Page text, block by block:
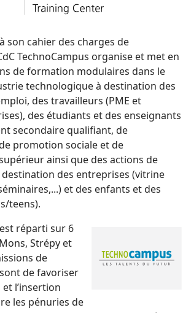
son cahier des charges de
TechnoCampus organise et met en
de formation modulaires dans le
technologique à destination des
des travailleurs (PME et
des étudiants et des enseignants
secondaire qualifiant, de
promotion sociale et de
ainsi que des actions de
des entreprises (vitrine
et des enfants et des
teens).
réparti sur 6
Strépy et
de
de favoriser
et l’insertion
les pénuries de